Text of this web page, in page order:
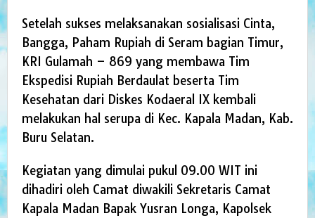
Setelah sukses melaksanakan sosialisasi Cinta,
Bangga, Paham Rupiah di Seram bagian Timur,
KRI Gulamah – 869 yang membawa Tim
Ekspedisi Rupiah Berdaulat beserta Tim
Kesehatan dari Diskes Kodaeral IX kembali
melakukan hal serupa di Kec. Kapala Madan, Kab.
Buru Selatan.
Kegiatan yang dimulai pukul 09.00 WIT ini
dihadiri oleh Camat diwakili Sekretaris Camat
Kapala Madan Bapak Yusran Longa, Kapolsek